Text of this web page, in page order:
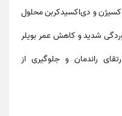
و دی‌اکسیدکربن محلول
شدید و کاهش عمر بویلر
راندمان و جلوگیری از